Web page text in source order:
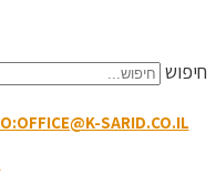
חיפוש
SARID.CO.IL